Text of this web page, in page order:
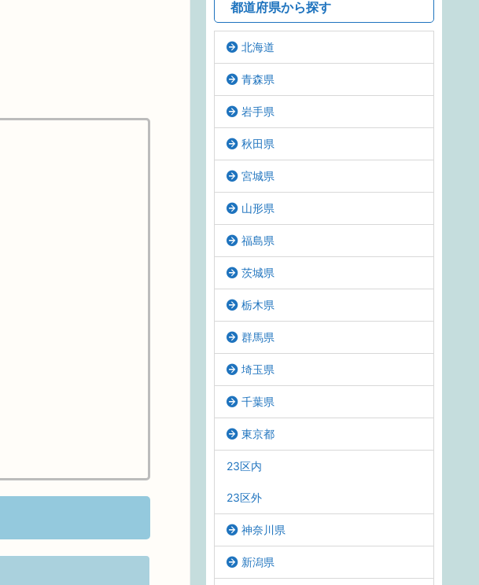
都道府県から探す
北海道
青森県
岩手県
秋田県
宮城県
山形県
福島県
茨城県
栃木県
群馬県
埼玉県
千葉県
東京都
23区内
23区外
神奈川県
新潟県